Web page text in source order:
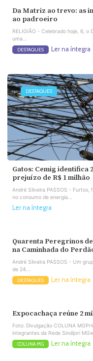
Da Matriz ao trevo: as
ao padroeiro
RELIGIÃO - Celebrado hoje, 6, o
uma...
DESTAQUES Ler na íntegra
DESTAQUES
Gatos: Cemig identifica
prejuízo de R$ 1 milhão
André Silveira PASSOS - Furtos,
no consumo de energia...
Ler na íntegra
Quarenta Peregrinos
na Caminhada do
André Silveira PASSOS - Um
de 24...
DESTAQUES Ler na íntegra
Expocachaça reúne 2
Foto: Divulgação COLUNA
integrantes da Rede Sindijori
COLUNA MG Ler na íntegra